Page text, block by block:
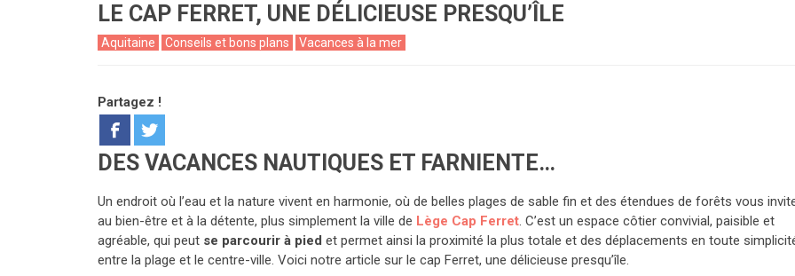
LE CAP FERRET, UNE DÉLICIEUSE PRESQU’ÎLE
Aquitaine Conseils et bons plans Vacances à la mer
Partagez !
DES VACANCES NAUTIQUES ET FARNIENTE…
Un endroit où l’eau et la nature vivent en harmonie, où de belles plages de sable fin et des étendues de forêts vous
au bien-être et à la détente, plus simplement la ville de Lège Cap Ferret. C’est un espace côtier convivial, paisible et
agréable, qui peut se parcourir à pied et permet ainsi la proximité la plus totale et des déplacements en toute
entre la plage et le centre-ville. Voici notre article sur le cap Ferret, une délicieuse presqu’île.